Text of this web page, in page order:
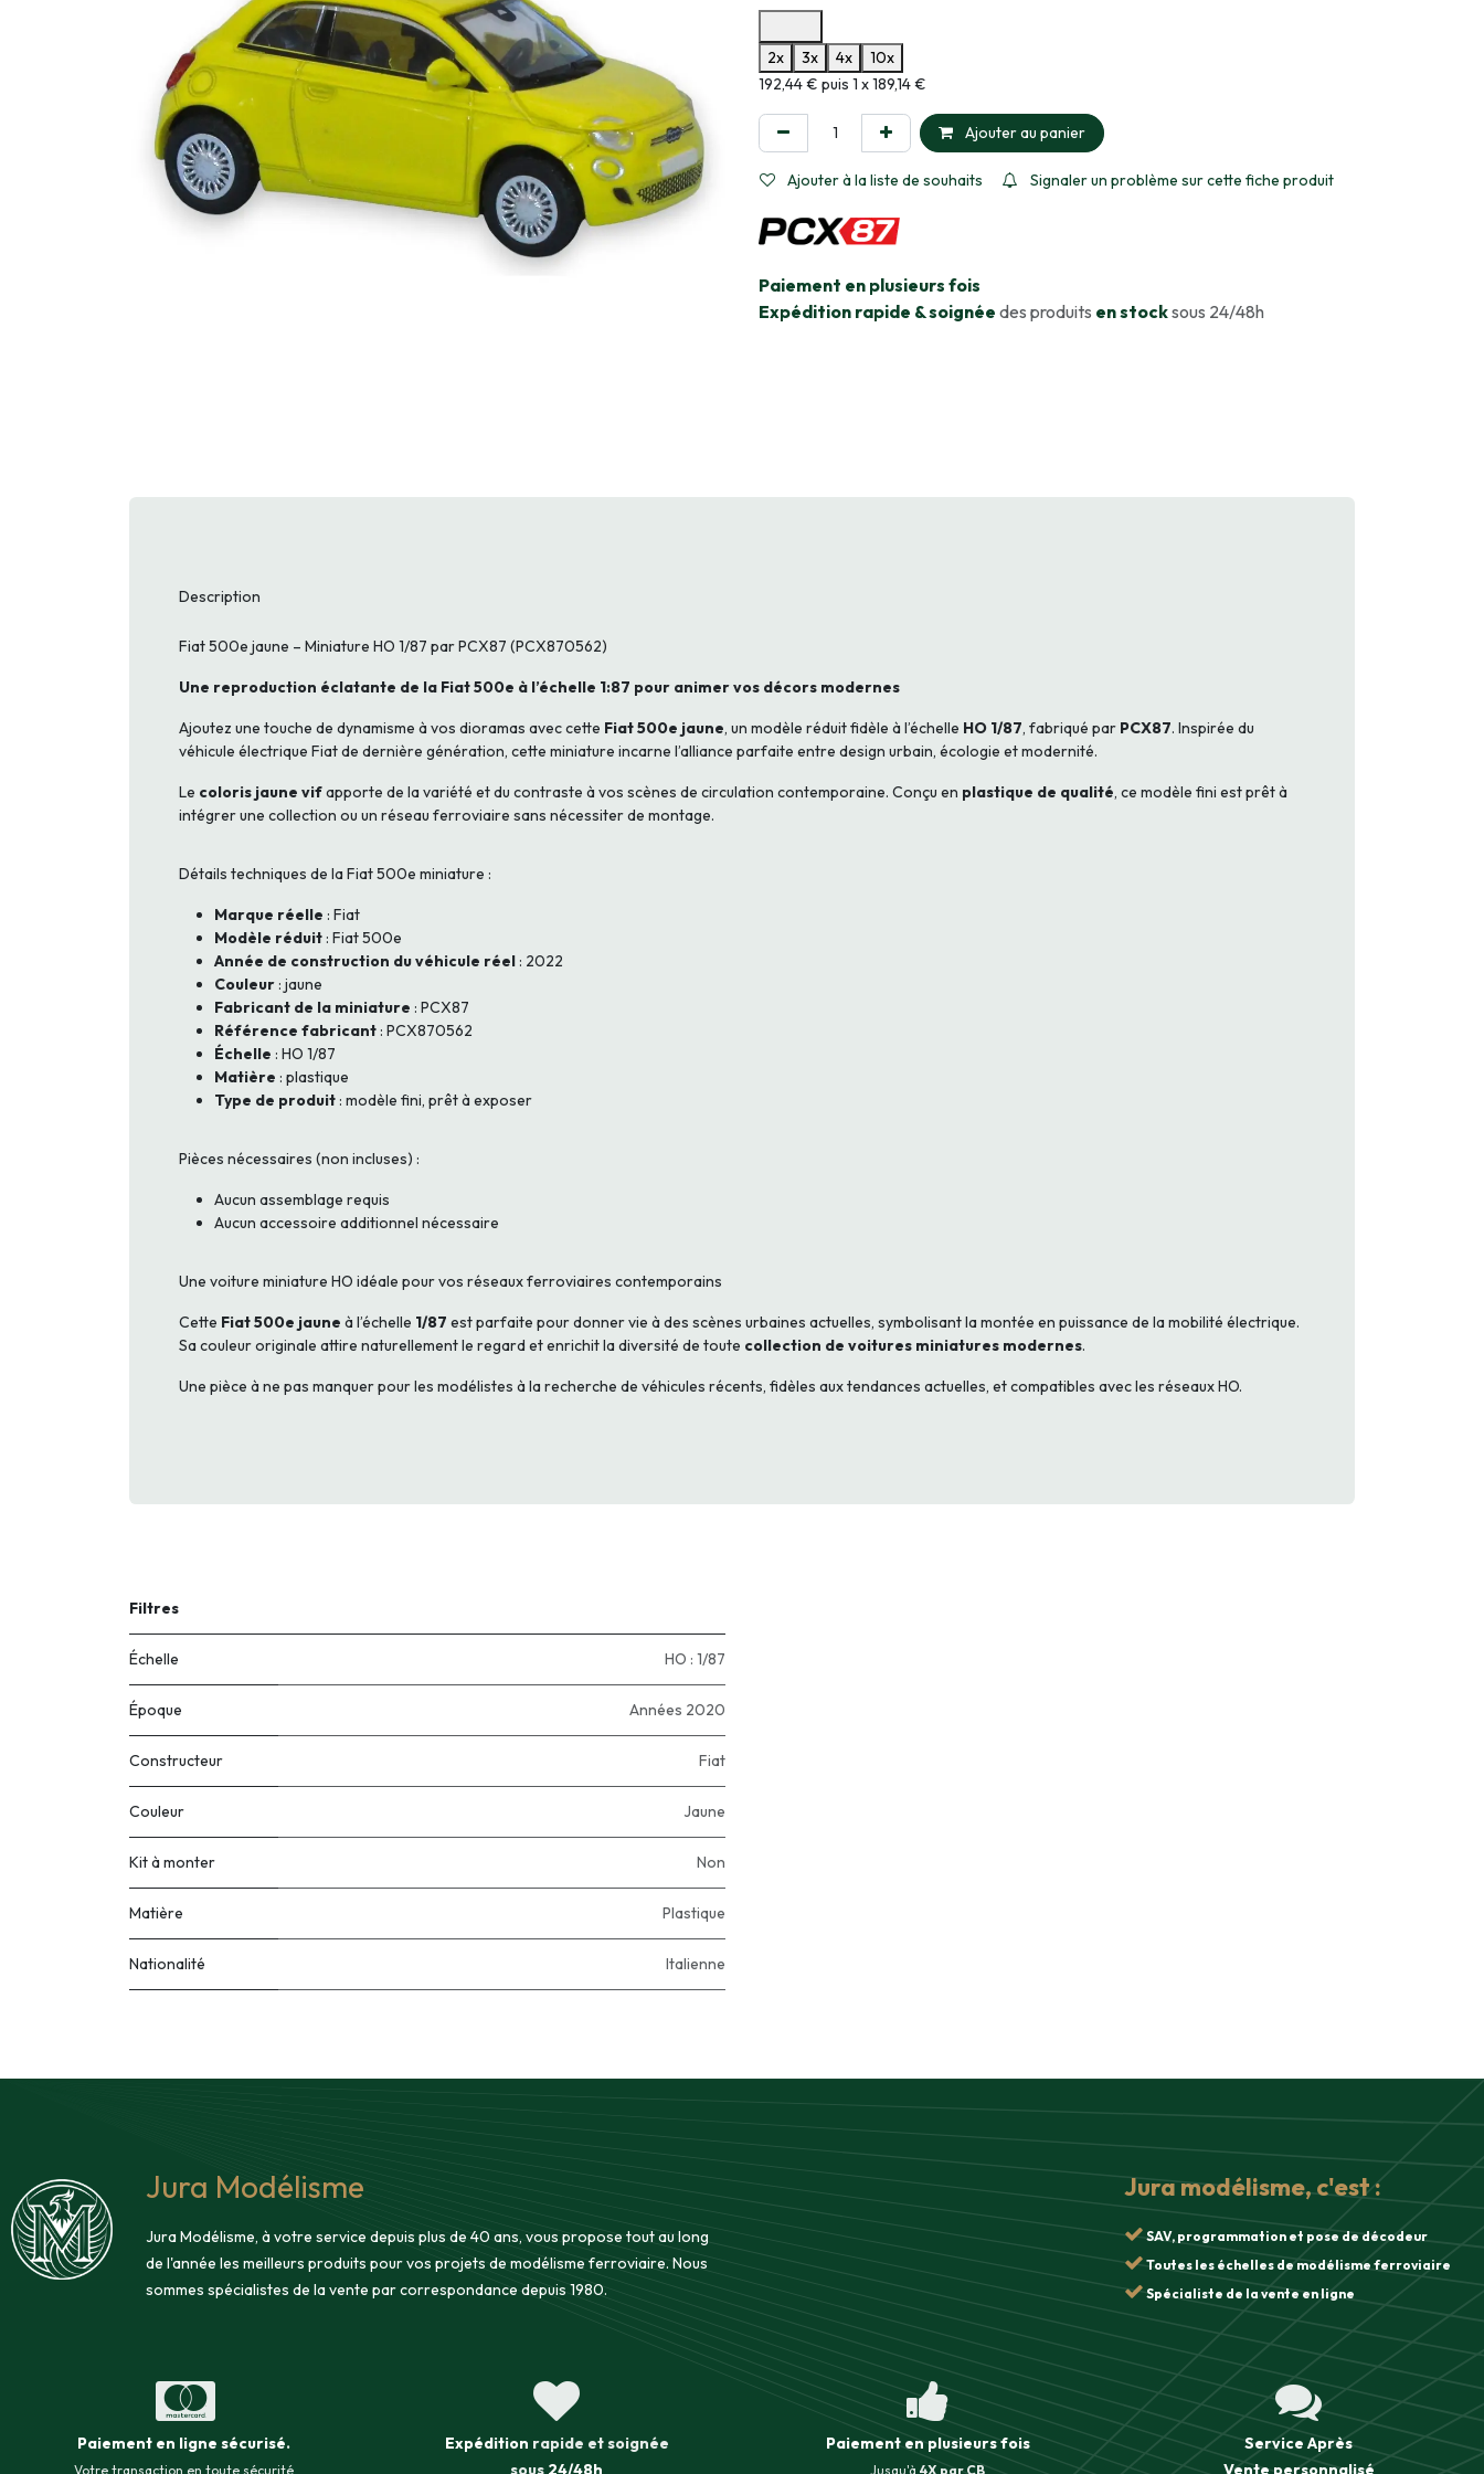
2x
3x 4x
10x
Informations sur le plan de paiement sélectionné
192,44 € puis 1 x 189,14 €
Ajouter au panier
Ajouter à la liste de souhaits Signaler un problème sur cette fiche produit
​Paiement en plusieurs fois
Expédition rapide & soignée des produits en stocksous 24/48h
Description
Fiat 500e jaune – Miniature HO 1/87 par PCX87 (PCX870562)
Une reproduction éclatante de la Fiat 500e à l’échelle 1:87 pour animer vos décors modernes
Ajoutez une touche de dynamisme à vos dioramas avec cette Fiat 500e jaune, un modèle réduit fidèle à l’échelle HO 1/87, fabriqué par PCX87. Inspirée du
véhicule électrique Fiat de dernière génération, cette miniature incarne l’alliance parfaite entre design urbain, écologie et modernité.
Le coloris jaune vifapporte de la variété et du contraste à vos scènes de circulation contemporaine. Conçu en plastique de qualité, ce modèle fini est prêt à
intégrer une collection ou un réseau ferroviaire sans nécessiter de montage.
Détails techniques de la Fiat 500e miniature :
Marque réelle : Fiat
Modèle réduit : Fiat 500e
Année de construction du véhicule réel : 2022
Couleur : jaune
Fabricant de la miniature : PCX87
Référence fabricant : PCX870562
Échelle : HO 1/87
Matière : plastique
Type de produit : modèle fini, prêt à exposer
Pièces nécessaires (non incluses) :
Aucun assemblage requis
Aucun accessoire additionnel nécessaire
Une voiture miniature HO idéale pour vos réseaux ferroviaires contemporains
Cette Fiat 500e jaune à l’échelle 1/87 est parfaite pour donner vie à des scènes urbaines actuelles, symbolisant la montée en puissance de la mobilité électrique.
Sa couleur originale attire naturellement le regard et enrichit la diversité de toute collection de voitures miniatures modernes.
Une pièce à ne pas manquer pour les modélistes à la recherche de véhicules récents, fidèles aux tendances actuelles, et compatibles avec les réseaux HO.
Filtres
Échelle HO : 1/87
Époque Années 2020
Constructeur Fiat
Couleur Jaune
Kit à monter Non
Matière Plastique
Nationalité Italienne
Jura Modélisme
Jura Modélisme, à votre service depuis plus de 40 ans, vous propose tout au long
de l'année les meilleurs produits pour vos projets de modélisme ferroviaire. Nous
sommes spécialistes de la vente par correspondance depuis 1980.
Paiement en ligne sécurisé.
Votre transaction en toute sécurité.
Expédition rapide et soignée
sous 24/48h
Paiement en plusieurs fois
Jusqu'à 4X par CB
Service Après
Ventepersonnalisé
Jura modélisme, c'est :
SAV, programmation et pose de décodeur
Toutes les échelles de modélisme ferroviaire
Spécialiste de la vente en ligne